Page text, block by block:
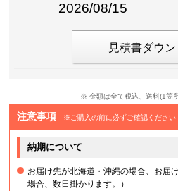
2026/08/15
見積書ダウ
※ 金額は全て税込、送料(1箇
注意事項 ※ご購入の前に必ずご確認ください
納期について
お届け先が北海道・沖縄の場合、お届
場合、数日掛かります。）